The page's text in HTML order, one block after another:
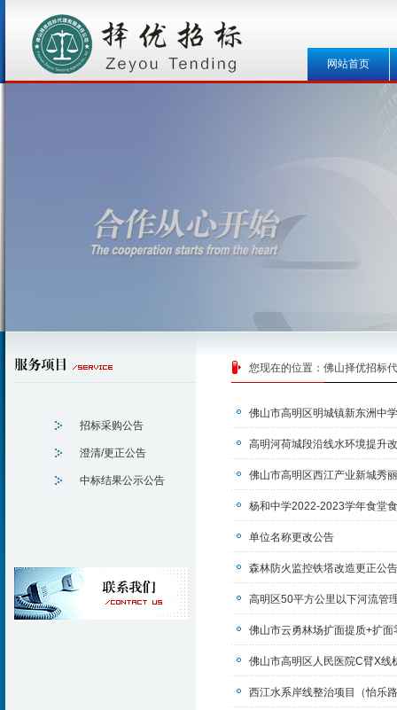
网站首页
佛山市高明区明城镇新东洲中
高明河荷城段沿线水环境提升
佛山市高明区西江产业新城秀
杨和中学2022-2023学年食堂
单位名称更改公告
森林防火监控铁塔改造更正公告
高明区50平方公里以下河流管
佛山市云勇林场扩面提质+扩
佛山市高明区人民医院C臂X线
西江水系岸线整治项目（怡乐
您现在的位置： 佛山择优招标
招标采购公告
澄清/更正公告
中标结果公示公告